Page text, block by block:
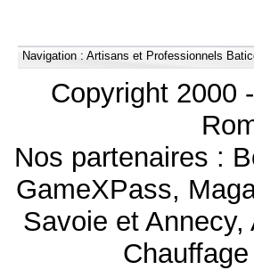
Navigation : Artisans et Professionnels
Copyright 2000
Nos partenaires :
GameXPass,
Savoie et Annecy,